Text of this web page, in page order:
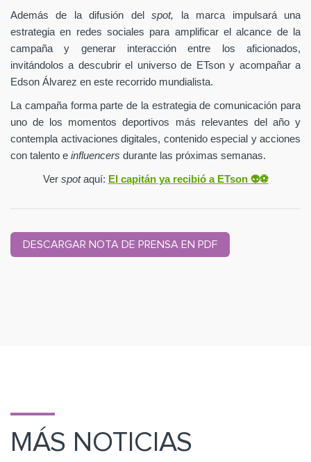
Además de la difusión delspot,
la marca impulsará una
estrategia en redes sociales para amplificar el alcance de la
campaña y generar interacción entre los aficionados,
invitándolos a descubrir el universo de ETson y acompañar a
Edson Álvarez en este recorrido mundialista.
La campaña forma parte de la estrategia de comunicación para
uno de los momentos deportivos más relevantes del año y
contempla activaciones digitales, contenido especial y acciones
con talento e influencers durante las próximas semanas.
Ver spotaquí: El capitán ya recibió a ETson 👽⚽️
DESCARGAR NOTA DE PRENSA EN PDF
MÁS NOTICIAS